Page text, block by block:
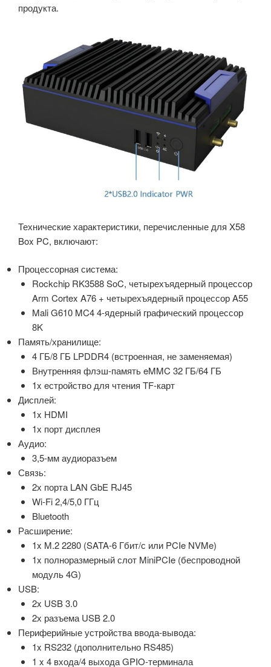
продукта.
Технические характеристики, перечисленные для X58
Box PC, включают:
Процессорная система:
Rockchip RK3588 SoC, четырехъядерный процессор
Arm Cortex A76 + четырехъядерный процессор A55
Mali G610 MC4 4-ядерный графический процессор
8K
Память/хранилище:
4 ГБ/8 ГБ LPDDR4 (встроенная, не заменяемая)
Внутренняя флэш-память eMMC 32 ГБ/64 ГБ
1x eстройство для чтения TF-карт
Дисплей:
1x HDMI
1х порт дисплея
Аудио:
3,5-мм аудиоразъем
Связь:
2х порта LAN GbE RJ45
Wi-Fi 2,4/5,0 ГГц
Bluetooth
Расширение:
1x M.2 2280 (SATA-6 Гбит/с или PCIe NVMe)
1x полноразмерный слот MiniPCIe (беспроводной
модуль 4G)
USB:
2x USB 3.0
2х разъема USB 2.0
Периферийные устройства ввода-вывода:
1x RS232 (дополнительно RS485)
1 x 4 входа/4 выхода GPIO-терминала